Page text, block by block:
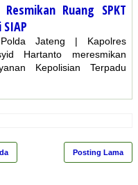
Ruang SPKT
Jateng | Kapolres
Hartanto meresmikan
Kepolisian Terpadu
Posting Lama